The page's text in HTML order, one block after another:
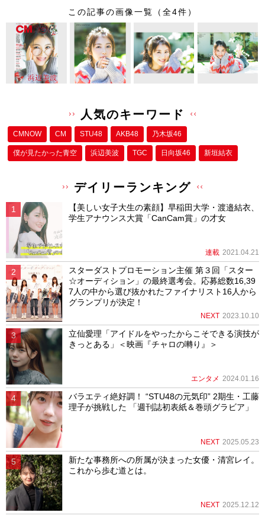
tt
er
c
e
b
o
n
e
nt
er
e
st
この記事の画像一覧（全4件）
人気のキーワード
CMNOW CM STU48 AKB48 乃木坂46
僕が⾒たかった⻘空 浜辺美波 TGC 日向坂46 新垣結衣
デイリーランキング
【美しい女子大生の素顔】早稲田大学・渡邉結衣、
学生アナウンス大賞「CanCam賞」の才女
連載 2021.04.21
スターダストプロモーション主催 第３回「スター
☆オーディション」の最終選考会。応募総数16,39
7人の中から選び抜かれたファイナリスト16人から
グランプリが決定！
NEXT 2023.10.10
立仙愛理「アイドルをやったからこそできる演技が
きっとある」＜映画『チャロの囀り』＞
エンタメ 2024.01.16
バラエティ絶好調！ “STU48の元気印” 2期生・工藤
理子が挑戦した 「週刊誌初表紙＆巻頭グラビア」
NEXT 2025.05.23
新たな事務所への所属が決まった女優・清宮レイ。
これから歩む道とは。
NEXT 2025.12.12